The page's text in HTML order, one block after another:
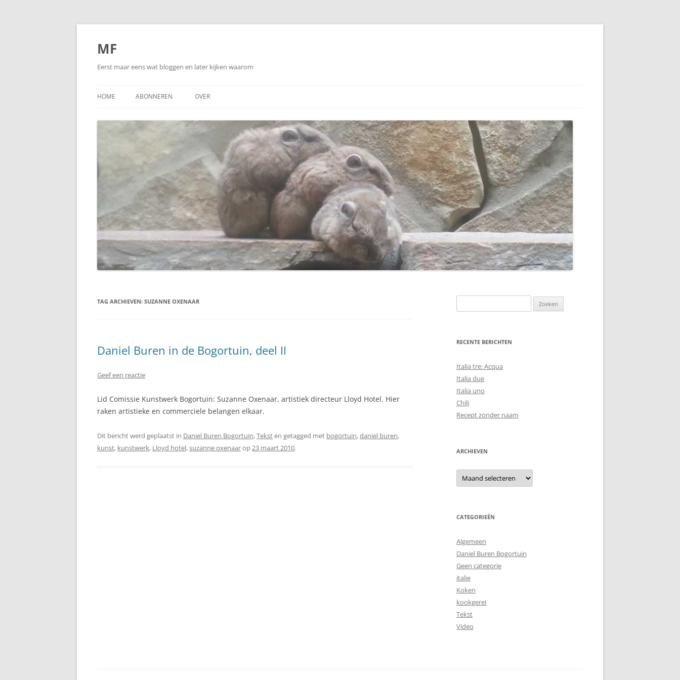
Ga
inhoud
MF
Eerst maar eens wat bloggen en later kijken waarom
HOME ABONNEREN OVER
TAG ARCHIEVEN: SUZANNE OXENAAR
Daniel Buren in de Bogortuin, deel II
Geef een reactie
Lid Comissie Kunstwerk Bogortuin: Suzanne Oxenaar, artistiek directeur Lloyd Hotel. Hier
raken artistieke en commerciele belangen elkaar.
Dit bericht werd geplaatst in Daniel Buren Bogortuin,Teksten getagged met bogortuin,daniel buren,
kunst, kunstwerk, Lloyd hotel,suzanne oxenaarop23 maart 2010.
naar:
RECENTE BERICHTEN
Italia tre: Acqua
Italia due
Italia uno
Chili
Recept zonder naam
ARCHIEVEN
Archieven
CATEGORIEËN
Algemeen
Daniel Buren Bogortuin
Geen categorie
italie
Koken
kookgerei
Tekst
Video